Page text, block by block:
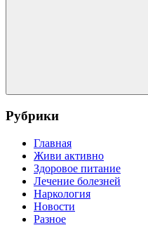
Поиск
Рубрики
Главная
Живи активно
Здоровое питание
Лечение болезней
Наркология
Новости
Разное